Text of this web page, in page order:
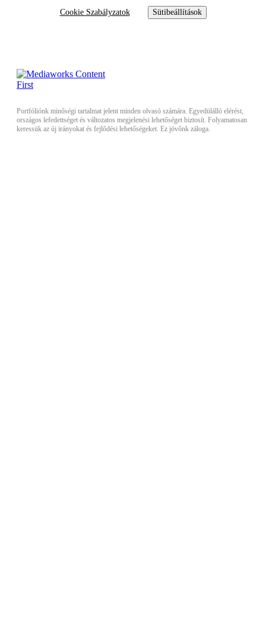
Cookie Szabályzatok Sütibeállítások
Portfóliónk minőségi tartalmat jelent minden olvasó számára. Egyedülálló elérést,
országos lefedettséget és változatos megjelenési lehetőséget biztosít. Folyamatosan
keressük az új irányokat és fejlődési lehetőségeket. Ez jövőnk záloga.